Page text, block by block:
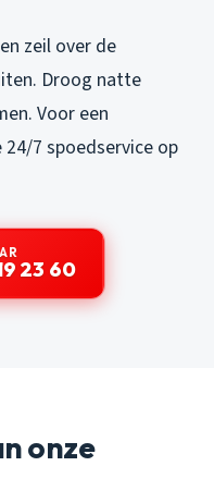
zeil over de
Droog natte
Voor een
7 spoedservice op
23 60
onze